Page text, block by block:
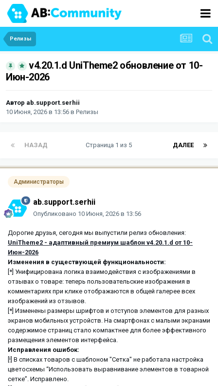
Релизы
v4.20.1.d UniTheme2 обновление от 10-
Июн-2026
Автор ab.support.serhii
10 Июня, 2026 в 13:56 в Релизы
НАЗАД ДАЛЕЕ
Страница 1 из 5
Администраторы
ab.support.serhii
Опубликовано 10 Июня, 2026 в 13:56
Дорогие друзья, сегодня мы выпустили релиз обновления:
UniTheme2 - адаптивный премиум шаблон v4.20.1.d от 10-
Июн-2026
Изменения в существующей функциональности:
[*] Унифицирована логика взаимодействия с изображениями в
отзывах о товаре: теперь пользовательские изображения в
комментариях при клике отображаются в общей галерее всех
изображений из отзывов.
[*] Изменены размеры шрифтов и отступов элементов для разных
экранов мобильных устройств. На смартфонах с малыми экранами
содержимое страниц стало компактнее для более эффективного
размещения элементов интерфейса.
Исправления ошибок:
[!] В списках товаров с шаблоном "Сетка" не работала настройка
цветосхемы “Использовать выравнивание элементов в товарной
сетке”. Исправлено.